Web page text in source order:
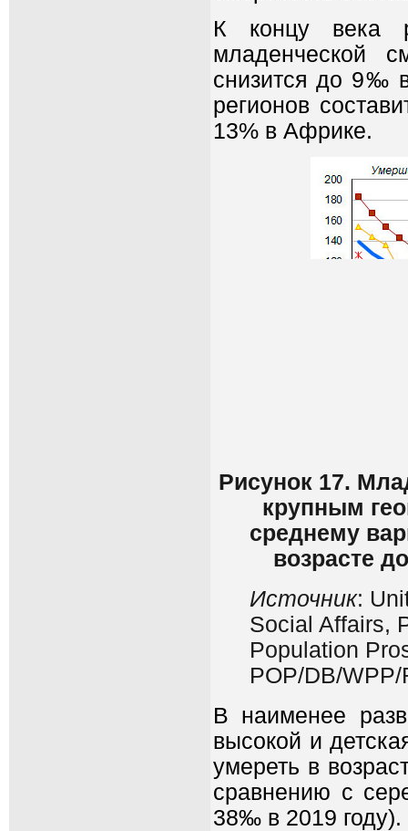
К концу века
младенческой
снизится до 9‰
регионов
13% в Африке.
Рисунок 17.
крупным
среднему
возрасте
Источник:
Social Affairs,
Population
POP/DB/
В наименее
высокой и
умереть в
сравнению с
38‰ в 2019 году).